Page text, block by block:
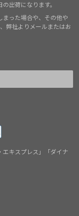
出荷になります。
った場合や、その他や
弊社よりメールまたはお
エキスプレス」「ダイナ